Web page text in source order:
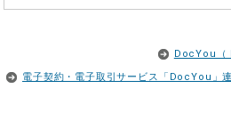
DocYou（
電子契約・電子取引サービス「DocYou」